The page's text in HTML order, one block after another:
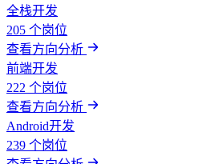
全栈开发
205 个岗位
查看方向分析
前端开发
222 个岗位
查看方向分析
Android开发
239 个岗位